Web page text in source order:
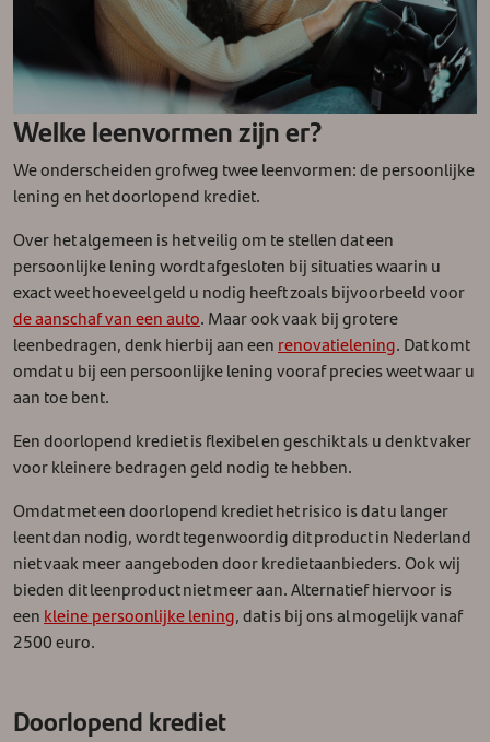
Welke leenvormen zijn er?
We onderscheiden grofweg twee leenvormen: de persoonlijke
lening en het doorlopend krediet.
Over het algemeen is het veilig om te stellen dat een
persoonlijke lening wordt afgesloten bij situaties waarin u
exact weet hoeveel geld u nodig heeft zoals bijvoorbeeld voor
de aanschaf van een auto. Maar ook vaak bij grotere
leenbedragen, denk hierbij aan een renovatielening. Dat komt
omdat u bij een persoonlijke lening vooraf precies weet waar u
aan toe bent.
Een doorlopend krediet is flexibel en geschikt als u denkt vaker
voor kleinere bedragen geld nodig te hebben.
Omdat met een doorlopend krediet het risico is dat u langer
leent dan nodig, wordt tegenwoordig dit product in Nederland
niet vaak meer aangeboden door kredietaanbieders. Ook wij
bieden dit leenproduct niet meer aan. Alternatief hiervoor is
een kleine persoonlijke lening, dat is bij ons al mogelijk vanaf
2500 euro.
Doorlopend krediet